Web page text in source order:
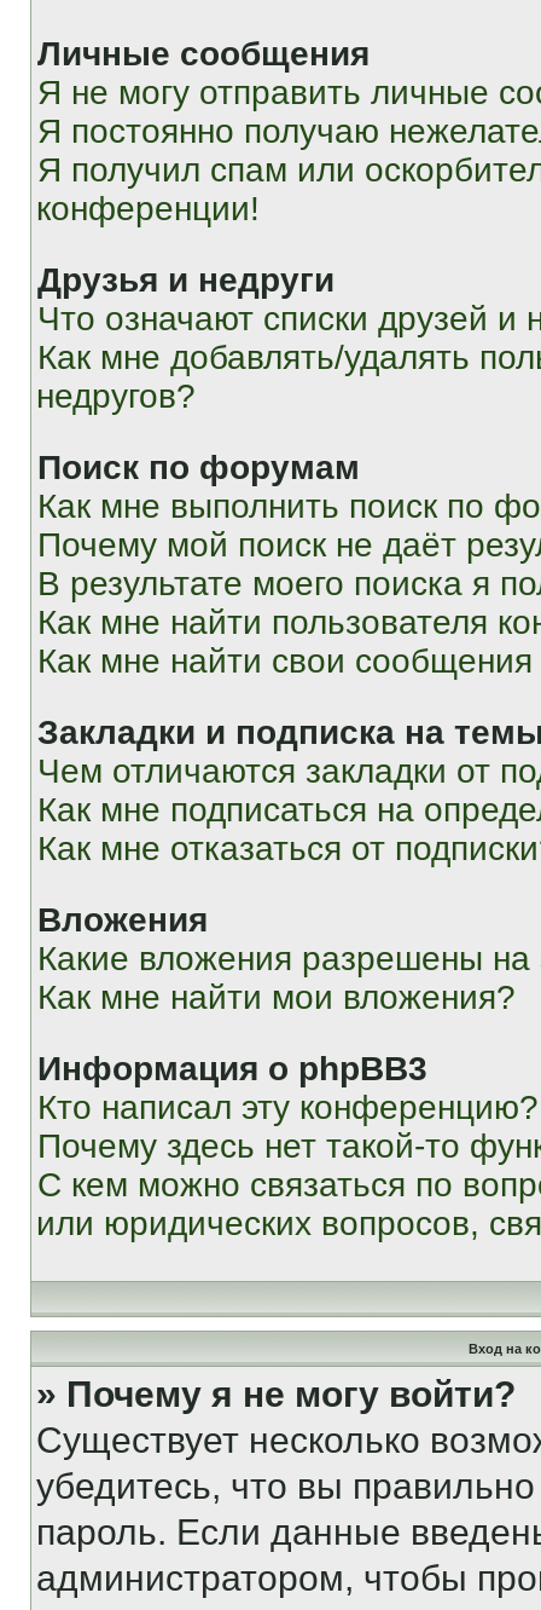
Личные сообщения
Я не могу отправить личные
Я постоянно получаю
Я получил спам или
конференции!
Друзья и недруги
Что означают списки друзей и
Как мне добавлять/удалять
недругов?
Поиск по форумам
Как мне выполнить поиск по
Почему мой поиск не даёт
В результате моего поиска я
Как мне найти пользователя
Как мне найти свои
Закладки и подписка на
Чем отличаются закладки от
Как мне подписаться на
Как мне отказаться от
Вложения
Какие вложения разрешены
Как мне найти мои вложения?
Информация о phpBB3
Кто написал эту конференцию?
Почему здесь нет такой-то
С кем можно связаться по
или юридических вопросов,
Вход на
» Почему я не могу войти?
Существует несколько
убедитесь, что вы
пароль. Если данные
администратором, чтобы